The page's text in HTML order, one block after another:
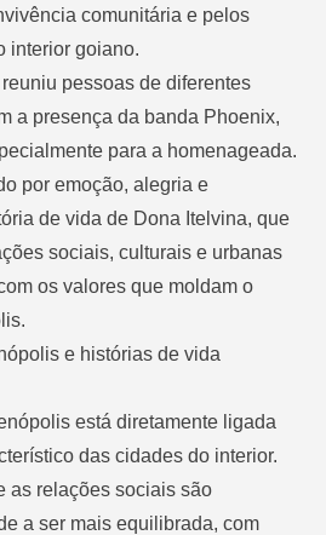
comunitária e pelos
interior goiano.
pessoas de diferentes
a presença da banda Phoenix,
para a homenageada.
por emoção, alegria e
de vida de Dona Itelvina, que
sociais, culturais e urbanas
os valores que moldam o
e histórias de vida
está diretamente ligada
das cidades do interior.
as relações sociais são
a ser mais equilibrada, com